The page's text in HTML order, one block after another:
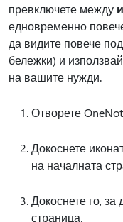
превключете между
едновременно
да видите повече
бележки) и
на вашите нужди.
Отворете
Докоснете
на началната
Докоснете го,
страница.